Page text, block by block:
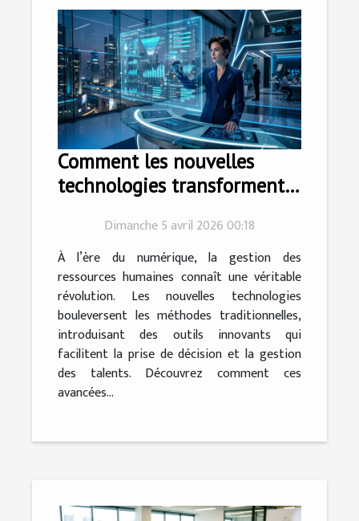
Comment les nouvelles
technologies transforment-
ressources humaines ?
Dimanche 5 avril 2026 00:18
À l’ère du numérique, la gestion des
ressources humaines connaît une véritable
révolution. Les nouvelles technologies
bouleversent les méthodes traditionnelles,
introduisant des outils innovants qui
facilitent la prise de décision et la gestion
des talents. Découvrez comment ces
avancées...